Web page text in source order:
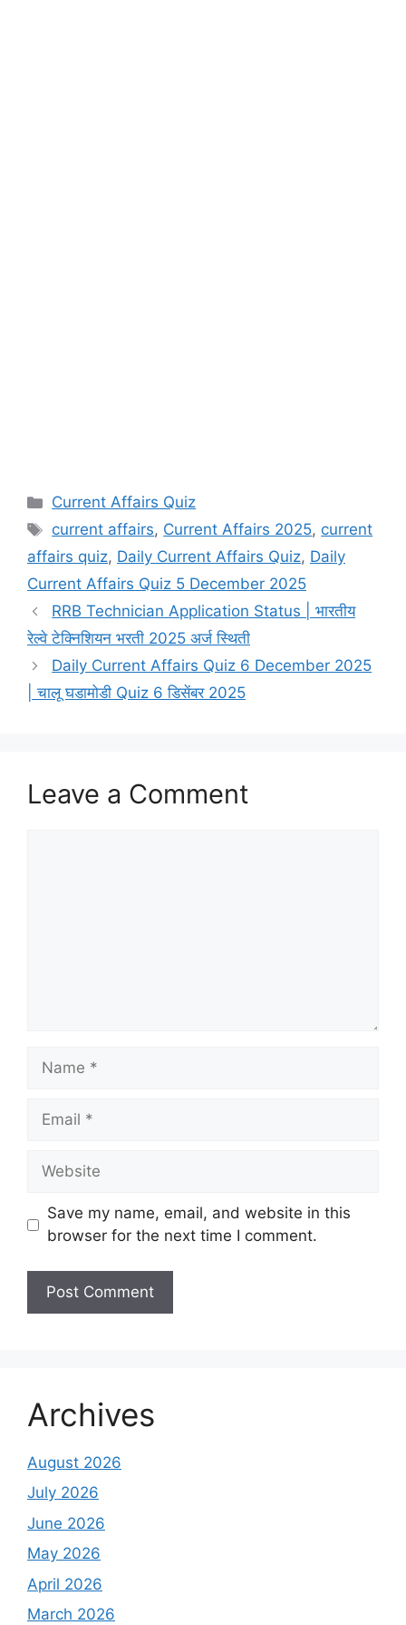
Categories
Current Affairs Quiz
Tags
current affairs, Current Affairs 2025, current
affairs quiz, Daily Current Affairs Quiz, Daily
Current Affairs Quiz 5 December 2025
RRB Technician Application Status | भारतीय
रेल्वे टेक्निशियन भरती 2025 अर्ज स्थिती
Daily Current Affairs Quiz 6 December 2025
| चालू घडामोडी Quiz 6 डिसेंबर 2025
Leave a Comment
Name
Email
Website
Save my name, email, and website in this
browser for the next time I comment.
Archives
August 2026
July 2026
June 2026
May 2026
April 2026
March 2026